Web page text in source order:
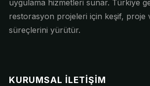
uygulama hizmetleri sunar. Türkiye
restorasyon projeleri için keşif, proje
süreçlerini yürütür.
KURUMSAL İLETIŞIM